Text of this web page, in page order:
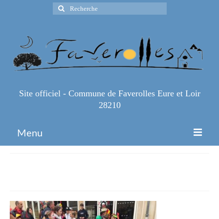
Rechercher
:
Site officiel - Commune de Faverolles Eure et Loir
28210
Menu
Infos Pratiques